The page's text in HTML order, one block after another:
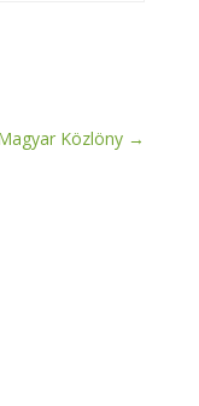
Közlöny →